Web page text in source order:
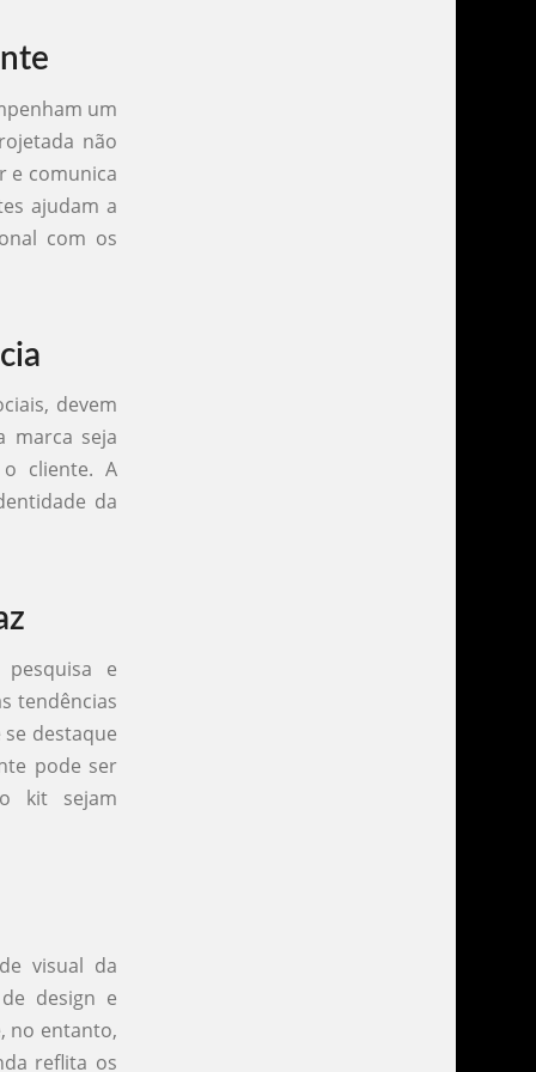
um
não
e comunica
ajudam a
com os
devem
marca seja
cliente. A
da
e
tendências
destaque
pode ser
kit sejam
visual da
design e
no entanto,
reflita os